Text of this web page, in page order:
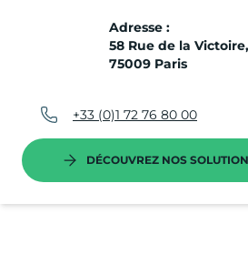
Adresse :
58 Rue de la Victoire,
75009 Paris
+33 (0)1 72 76 80 00
DÉCOUVREZ NOS